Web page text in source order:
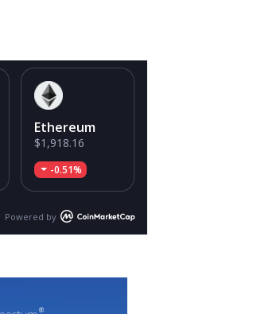
Ethereum
$1,918.16
-0.51%
Powered by